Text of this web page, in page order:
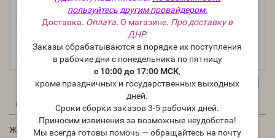
пользуйтесь другим провайдером.
Доставка. Оплата.О магазине. Про доставку в
ДНР.
Заказы обрабатываются в порядке их поступления
в рабочие дни с понедельника по пятницу
с 10:00 до 17:00 МСК,
кроме праздничных и государственных выходных
дней.
Сроки сборки заказов 3-5 рабочих дней.
Приносим извинения за возможные неудобства!
Мы всегда готовы помочь — обращайтесь на почту
+ В корзину
Описание Отзывы Вопрос - Ответ
Жидкая пигментная паста про-во Турция.